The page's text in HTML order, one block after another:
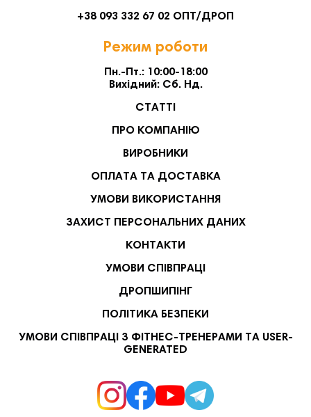
+38 093 332 67 02 ОПТ/ДРОП
Режим роботи
Пн.-Пт.: 10:00-18:00
Вихідний: Сб. Нд.
СТАТТІ
ПРО КОМПАНІЮ
ВИРОБНИКИ
ОПЛАТА ТА ДОСТАВКА
УМОВИ ВИКОРИСТАННЯ
ЗАХИСТ ПЕРСОНАЛЬНИХ ДАНИХ
КОНТАКТИ
УМОВИ СПІВПРАЦІ
ДРОПШИПІНГ
ПОЛІТИКА БЕЗПЕКИ
УМОВИ СПІВПРАЦІ З ФІТНЕС-ТРЕНЕРАМИ ТА USER-
GENERATED